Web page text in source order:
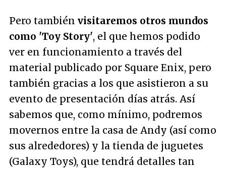
Pero también visitaremos otros mundos
como 'Toy Story', el que hemos podido
ver en funcionamiento a través del
material publicado por Square Enix, pero
también gracias a los que asistieron a su
evento de presentación días atrás. Así
sabemos que, como mínimo, podremos
movernos entre la casa de Andy (así como
sus alrededores) y la tienda de juguetes
(Galaxy Toys), que tendrá detalles tan